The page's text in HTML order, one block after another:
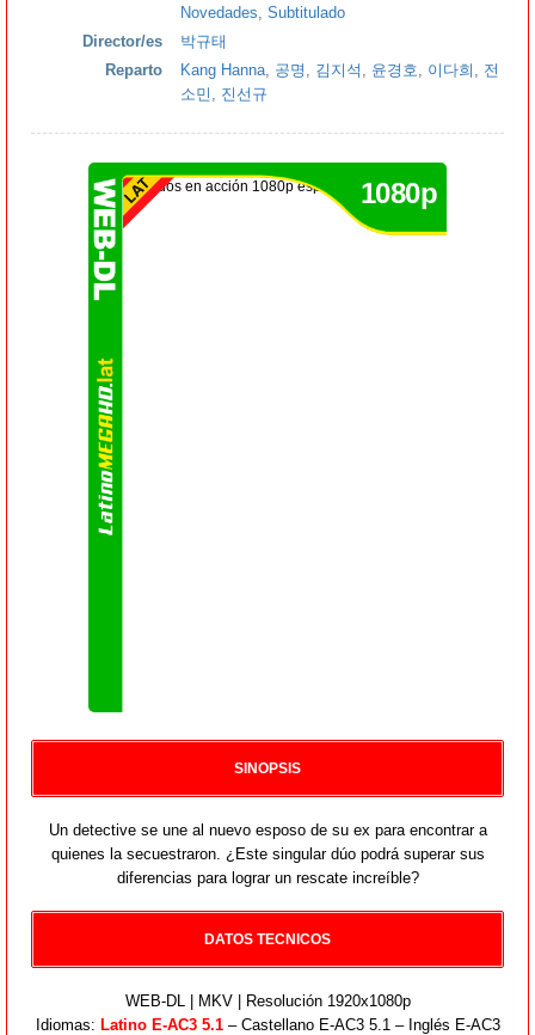
Novedades Subtitulado
Director/es
박규태
Reparto
Kang Hanna 공명 김지석 윤경호 이다희
전
소민
진선규
1080p
SINOPSIS
Un detective se une al nuevo esposo de su ex para encontrar a
quienes la secuestraron. ¿Este singular dúo podrá superar sus
diferencias para lograr un rescate increíble?
DATOS TECNICOS
WEB-DL | MKV | Resolución 1920x1080p
Idiomas: Latino E-AC3 5.1– Castellano E-AC3 5.1 – Inglés E-AC3